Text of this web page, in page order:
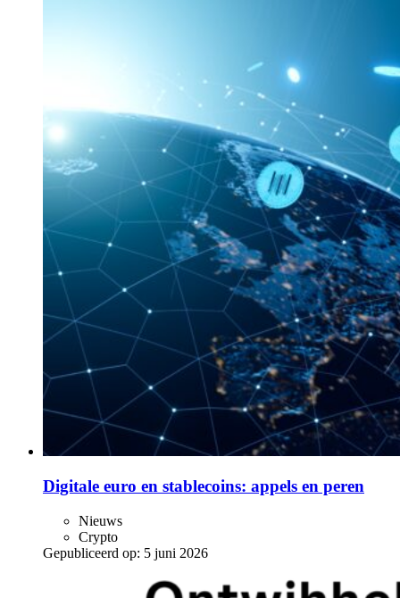
Digitale euro en stablecoins: appels en peren
Nieuws
Crypto
Gepubliceerd op: 5 juni 2026